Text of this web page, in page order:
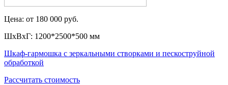
Цена: от 180 000 руб.
ШxВxГ: 1200*2500*500 мм
Шкаф-гармошка с зеркальными створками и пескоструйной
обработкой
Рассчитать стоимость